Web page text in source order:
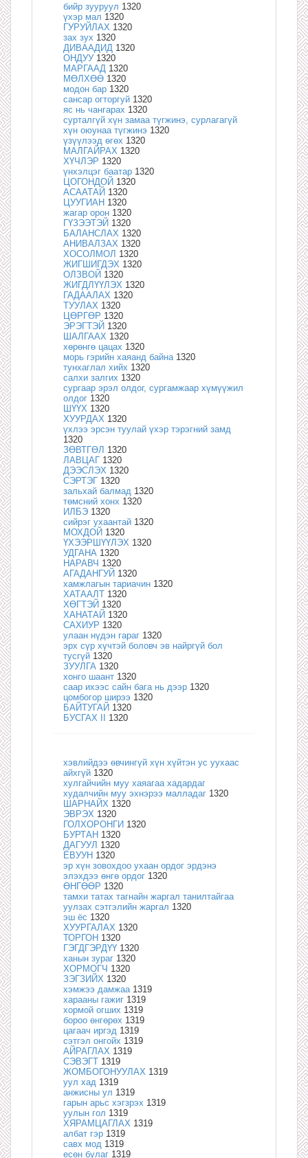
бийр зууруул 1320
үхэр мал 1320
ГУРУЙЛАХ 1320
зах зух 1320
ДИВААДИД 1320
ОНДУУ 1320
МАРГААД 1320
МӨЛХӨӨ 1320
модон бар 1320
сансар огторгуй 1320
яс нь чангарах 1320
сурталгүй хүн замаа түгжинэ, сурлагагүй
хүн оюунаа түгжинэ 1320
үзүүлээд өгөх 1320
МАЛГАЙРАХ 1320
ХҮЧЛЭР 1320
үнхэлцэг баатар 1320
ЦОГОНДОЙ 1320
АСААТАЙ 1320
ЦУУГИАН 1320
жагар орон 1320
ГҮЗЭЭТЭЙ 1320
БАЛАНСЛАХ 1320
АНИВАЛЗАХ 1320
ХОСОЛМОЛ 1320
ЖИГШИГДЭХ 1320
ОЛЗВОЙ 1320
ЖИГДЛҮҮЛЭХ 1320
ГАДААЛАХ 1320
ТУУЛАХ 1320
ЦӨРГӨР 1320
ЭРЭГТЭЙ 1320
ШАЛГААХ 1320
хөрөнгө цацах 1320
морь гэрийн хаяанд байна 1320
тунхаглал хийх 1320
салхи залгих 1320
сургаар эрэл олдог, сургамжаар хүмүүжил
олдог 1320
ШҮҮХ 1320
ХУУРДАХ 1320
үхлээ эрсэн туулай үхэр тэрэгний замд
1320
ЗӨВТГӨЛ 1320
ЛАВЦАГ 1320
ДЭЭСЛЭХ 1320
СЭРТЭГ 1320
зальхай балмад 1320
төмсний хонх 1320
ИЛБЭ 1320
сийрэг ухаантай 1320
МОХДОЙ 1320
ҮХЭЭРШҮҮЛЭХ 1320
УДГАНА 1320
НАРАВЧ 1320
АГАДАНГУЙ 1320
хамжлагын тариачин 1320
ХАТААЛТ 1320
ХӨГТЭЙ 1320
ХАНАТАЙ 1320
САХИУР 1320
улаан нүдэн гараг 1320
эрх сүр хүчтэй боловч эв найргүй бол
тусгүй 1320
ЗУУЛГА 1320
хонго шаант 1320
саар ихээс сайн бага нь дээр 1320
цомбогор ширээ 1320
БАЙТУГАЙ 1320
БУСГАХ II 1320
хэвлийдээ өвчингүй хүн хүйтэн ус уухаас
айхгүй 1320
хулгайчийн муу хаяагаа хадардаг
худалчийн муу эхнэрээ малладаг 1320
ШАРНАЙХ 1320
ЭВРЭХ 1320
ГОЛХОРОНГИ 1320
БУРТАН 1320
ДАГУУЛ 1320
ЁВУУН 1320
эр хүн зовохдоо ухаан ордог эрдэнэ
элэхдээ өнгө ордог 1320
ӨНГӨӨР 1320
тамхи татах тагнайн жаргал танилтайгаа
уулзах сэтгэлийн жаргал 1320
эш ёс 1320
ХУУРГАЛАХ 1320
ТОРГОН 1320
ГЭГДГЭРДҮҮ 1320
ханын зураг 1320
ХОРМОГЧ 1320
ЗЭГЗИЙХ 1320
хэмжээ дамжаа 1319
харааны гажиг 1319
хормой огших 1319
бороо өнгөрөх 1319
цагаач иргэд 1319
сэтгэл онгойх 1319
АЙРАГЛАХ 1319
СЭВЭГТ 1319
ЖОМБОГОНУУЛАХ 1319
уул хад 1319
анжисны ул 1319
гарын арьс хэгзрэх 1319
уулын гол 1319
ХЯРАМЦАГЛАХ 1319
албат гэр 1319
савх мод 1319
есөн булаг 1319